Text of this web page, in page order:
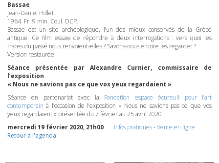
Bassae
Jean-Daniel Pollet
1964. Fr. 9 min. Coul. DCP.
Bassae est un site archéologique, l’un des mieux conservés de la Grèce
antique. Ce film essaie de répondre à deux interrogations : vers quoi les
traces du passé nous renvoient-elles ? Savons-nous encore les regarder ?
Version restaurée
Séance présentée par Alexandre Curnier, commissaire de
l’exposition
« Nous ne savions pas ce que vos yeux regardaient »
Séance en partenariat avec la Fondation espace écureuil pour l’art
contemporain à l’occasion de l’exposition « Nous ne savions pas ce que vos
yeux regardaient » présentée du 7 février au 25 avril 2020
mercredi 19 février 2020, 21h00
Infos pratiques-Vente en ligne
Retour à l'agenda